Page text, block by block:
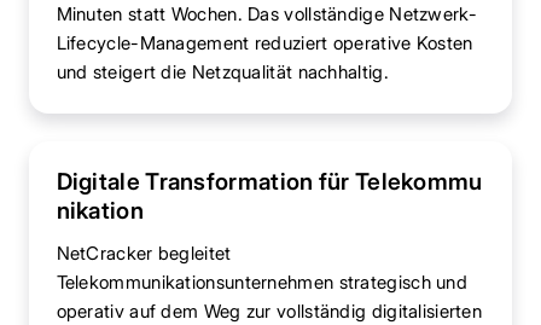
Minuten statt Wochen. Das vollständige Netzwerk-
Lifecycle-Management reduziert operative Kosten
und steigert die Netzqualität nachhaltig.
Digitale Transformation für Telekommu
nikation
NetCracker begleitet
Telekommunikationsunternehmen strategisch und
operativ auf dem Weg zur vollständig digitalisierten